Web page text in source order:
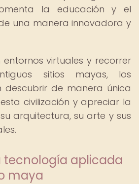
la educación y el
una manera innovadora y
entornos virtuales y recorrer
sitios mayas, los
descubrir de manera única
civilización y apreciar la
arquitectura, su arte y sus
tecnología aplicada
maya